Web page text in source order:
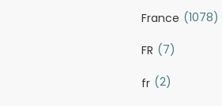
France (1078)
FR (7)
fr (2)